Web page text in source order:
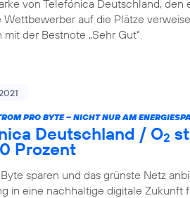
von Telefónica Deutschland, den
Wettbewerber auf die Plätze
mit der Bestnote „Sehr Gut“.
PRO BYTE – NICHT NUR AM
Deutschland / O2
Prozent
sparen und das grünste Netz
in eine nachhaltige digitale Zukunft